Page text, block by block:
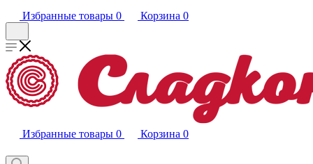
Избранные товары 0 Корзина 0
Избранные товары 0 Корзина 0